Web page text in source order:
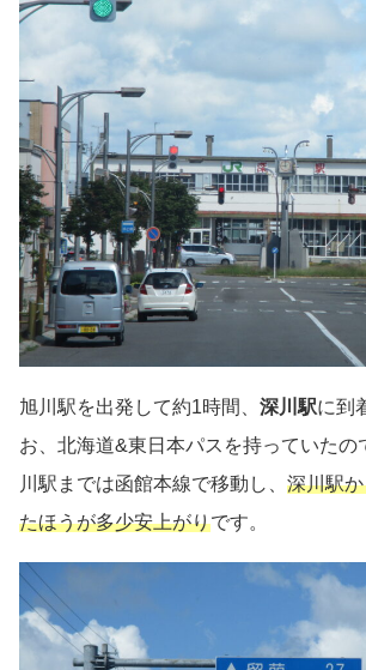
旭川駅を出発して約1時間、 深川駅に到
お、北海道&東日本パスを持っていたの
川駅までは函館本線で移動し、 深川駅
たほうが多少安上がりです。